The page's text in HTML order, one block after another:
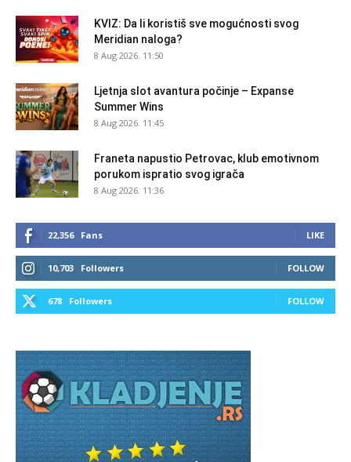
KVIZ: Da li koristiš sve mogućnosti svog
Meridian naloga?
8 Aug 2026. 11:50
Ljetnja slot avantura počinje – Expanse
Summer Wins
8 Aug 2026. 11:45
Franeta napustio Petrovac, klub emotivnom
porukom ispratio svog igrača
8 Aug 2026. 11:36
22,356 Fans LIKE
10,703 Followers FOLLOW
678 Followers FOLLOW